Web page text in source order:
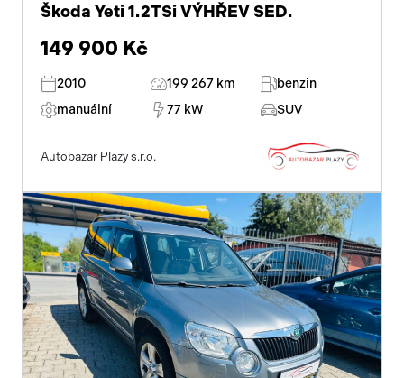
Škoda Yeti 1.2TSi VÝHŘEV SED.
149 900 Kč
2010 199 267 km
benzin
manuální
77 kW SUV
Autobazar Plazy s.r.o.